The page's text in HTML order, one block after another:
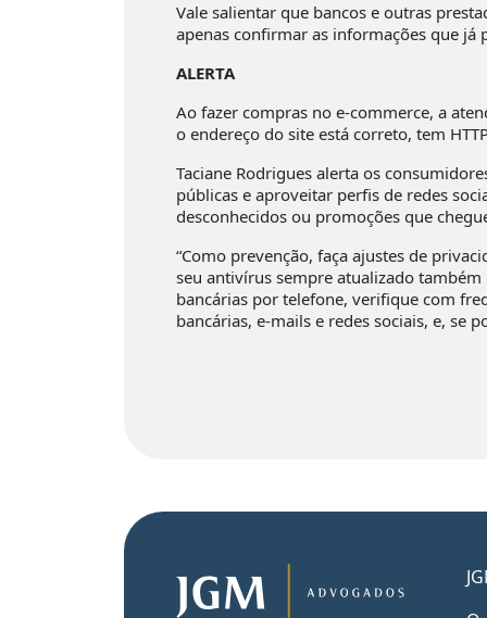
Vale salientar que bancos e outras
apenas confirmar as informações que já
ALERTA
Ao fazer compras no e-commerce, a
o endereço do site está correto, tem
Taciane Rodrigues alerta os
públicas e aproveitar perfis de redes
desconhecidos ou promoções que
“Como prevenção, faça ajustes de
seu antivírus sempre atualizado
bancárias por telefone, verifique com
bancárias, e-mails e redes sociais, e, se